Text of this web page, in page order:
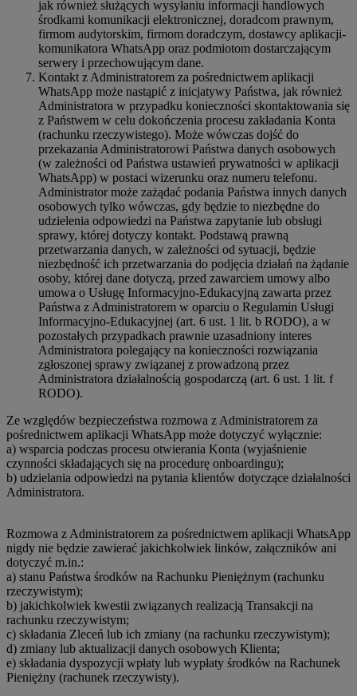
jak również służących wysyłaniu informacji handlowych
środkami komunikacji elektronicznej, doradcom prawnym,
firmom audytorskim, firmom doradczym, dostawcy aplikacji-
komunikatora WhatsApp oraz podmiotom dostarczającym
serwery i przechowującym dane.
Kontakt z Administratorem za pośrednictwem aplikacji
WhatsApp może nastąpić z inicjatywy Państwa, jak również
Administratora w przypadku konieczności skontaktowania się
z Państwem w celu dokończenia procesu zakładania Konta
(rachunku rzeczywistego). Może wówczas dojść do
przekazania Administratorowi Państwa danych osobowych
(w zależności od Państwa ustawień prywatności w aplikacji
WhatsApp) w postaci wizerunku oraz numeru telefonu.
Administrator może zażądać podania Państwa innych danych
osobowych tylko wówczas, gdy będzie to niezbędne do
udzielenia odpowiedzi na Państwa zapytanie lub obsługi
sprawy, której dotyczy kontakt. Podstawą prawną
przetwarzania danych, w zależności od sytuacji, będzie
niezbędność ich przetwarzania do podjęcia działań na żądanie
osoby, której dane dotyczą, przed zawarciem umowy albo
umowa o Usługę Informacyjno-Edukacyjną zawarta przez
Państwa z Administratorem w oparciu o Regulamin Usługi
Informacyjno-Edukacyjnej (art. 6 ust. 1 lit. b RODO), a w
pozostałych przypadkach prawnie uzasadniony interes
Administratora polegający na konieczności rozwiązania
zgłoszonej sprawy związanej z prowadzoną przez
Administratora działalnością gospodarczą (art. 6 ust. 1 lit. f
RODO).
Ze względów bezpieczeństwa rozmowa z Administratorem za
pośrednictwem aplikacji WhatsApp może dotyczyć wyłącznie:
a) wsparcia podczas procesu otwierania Konta (wyjaśnienie
czynności składających się na procedurę onboardingu);
b) udzielania odpowiedzi na pytania klientów dotyczące działalności
Administratora.
Rozmowa z Administratorem za pośrednictwem aplikacji WhatsApp
nigdy nie będzie zawierać jakichkolwiek linków, załączników ani
dotyczyć m.in.:
a) stanu Państwa środków na Rachunku Pieniężnym (rachunku
rzeczywistym);
b) jakichkolwiek kwestii związanych realizacją Transakcji na
rachunku rzeczywistym;
c) składania Zleceń lub ich zmiany (na rachunku rzeczywistym);
d) zmiany lub aktualizacji danych osobowych Klienta;
e) składania dyspozycji wpłaty lub wypłaty środków na Rachunek
Pieniężny (rachunek rzeczywisty).